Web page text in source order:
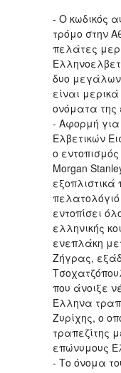
- Ο κωδικός
τρόμο στην
πελάτες
δυο μεγάλων
είναι
ονόματα της
- Αφορμή
Ελβετικών
ο
Morgan
πελατολόγιό
εντοπίσει
ελληνικής
ενεπλάκη
Ζήγρας,
που άνοιξε
Έλληνα
Ζυρίχης, ο
τραπεζίτης
επώνυμους
- Το όνομα